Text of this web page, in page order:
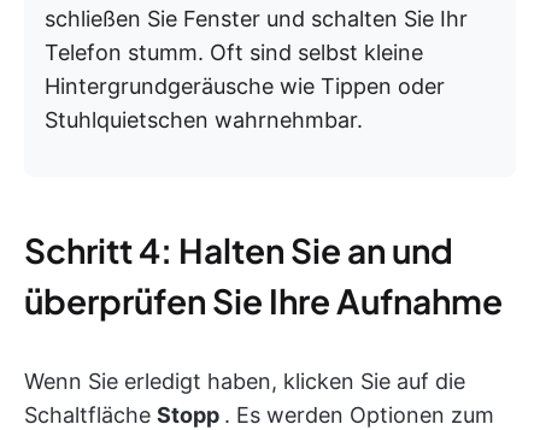
schließen Sie Fenster und schalten Sie Ihr
Telefon stumm. Oft sind selbst kleine
Hintergrundgeräusche wie Tippen oder
Stuhlquietschen wahrnehmbar.
Schritt 4: Halten Sie an und
überprüfen Sie Ihre Aufnahme
Wenn Sie erledigt haben, klicken Sie auf die
Schaltfläche Stopp . Es werden Optionen zum